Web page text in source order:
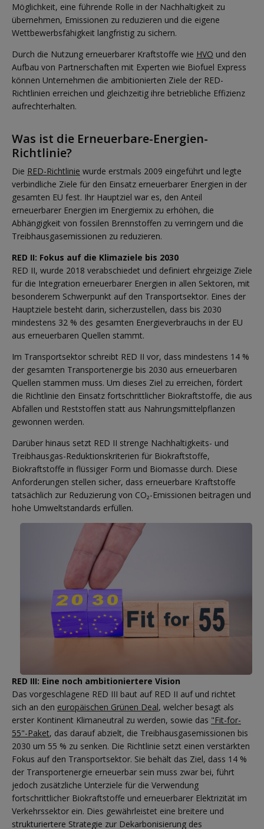
Möglichkeit, eine führende Rolle in der Nachhaltigkeit zu
übernehmen, Emissionen zu reduzieren und die eigene
Wettbewerbsfähigkeit langfristig zu sichern.
Durch die Nutzung erneuerbarer Kraftstoffe wie HVO und den
Aufbau von Partnerschaften mit Experten wie Biofuel Express
können Unternehmen die ambitionierten Ziele der RED-
Richtlinien erreichen und gleichzeitig ihre betriebliche Effizienz
aufrechterhalten.
Was ist die Erneuerbare-Energien-
Richtlinie?
Die RED-Richtlinie wurde erstmals 2009 eingeführt und legte
verbindliche Ziele für den Einsatz erneuerbarer Energien in der
gesamten EU fest. Ihr Hauptziel war es, den Anteil
erneuerbarer Energien im Energiemix zu erhöhen, die
Abhängigkeit von fossilen Brennstoffen zu verringern und die
Treibhausgasemissionen zu reduzieren.
RED II: Fokus auf die Klimaziele bis 2030
RED II, wurde 2018 verabschiedet und definiert ehrgeizige Ziele
für die Integration erneuerbarer Energien in allen Sektoren, mit
besonderem Schwerpunkt auf den Transportsektor. Eines der
Hauptziele besteht darin, sicherzustellen, dass bis 2030
mindestens 32 % des gesamten Energieverbrauchs in der EU
aus erneuerbaren Quellen stammt.
Im Transportsektor schreibt RED II vor, dass mindestens 14 %
der gesamten Transportenergie bis 2030 aus erneuerbaren
Quellen stammen muss. Um dieses Ziel zu erreichen, fördert
die Richtlinie den Einsatz fortschrittlicher Biokraftstoffe, die aus
Abfällen und Reststoffen statt aus Nahrungsmittelpflanzen
gewonnen werden.
Darüber hinaus setzt RED II strenge Nachhaltigkeits- und
Treibhausgas-Reduktionskriterien für Biokraftstoffe,
Biokraftstoffe in flüssiger Form und Biomasse durch. Diese
Anforderungen stellen sicher, dass erneuerbare Kraftstoffe
tatsächlich zur Reduzierung von CO₂-Emissionen beitragen und
hohe Umweltstandards erfüllen.
RED III: Eine noch ambitioniertere Vision
Das vorgeschlagene RED III baut auf RED II auf und richtet
sich an den europäischen Grünen Deal, welcher besagt als
erster Kontinent Klimaneutral zu werden, sowie das "Fit-for-
55"-Paket, das darauf abzielt, die Treibhausgasemissionen bis
2030 um 55 % zu senken. Die Richtlinie setzt einen verstärkten
Fokus auf den Transportsektor. Sie behält das Ziel, dass 14 %
der Transportenergie erneuerbar sein muss zwar bei, führt
jedoch zusätzliche Unterziele für die Verwendung
fortschrittlicher Biokraftstoffe und erneuerbarer Elektrizität im
Verkehrssektor ein. Dies gewährleistet eine breitere und
strukturiertere Strategie zur Dekarbonisierung des